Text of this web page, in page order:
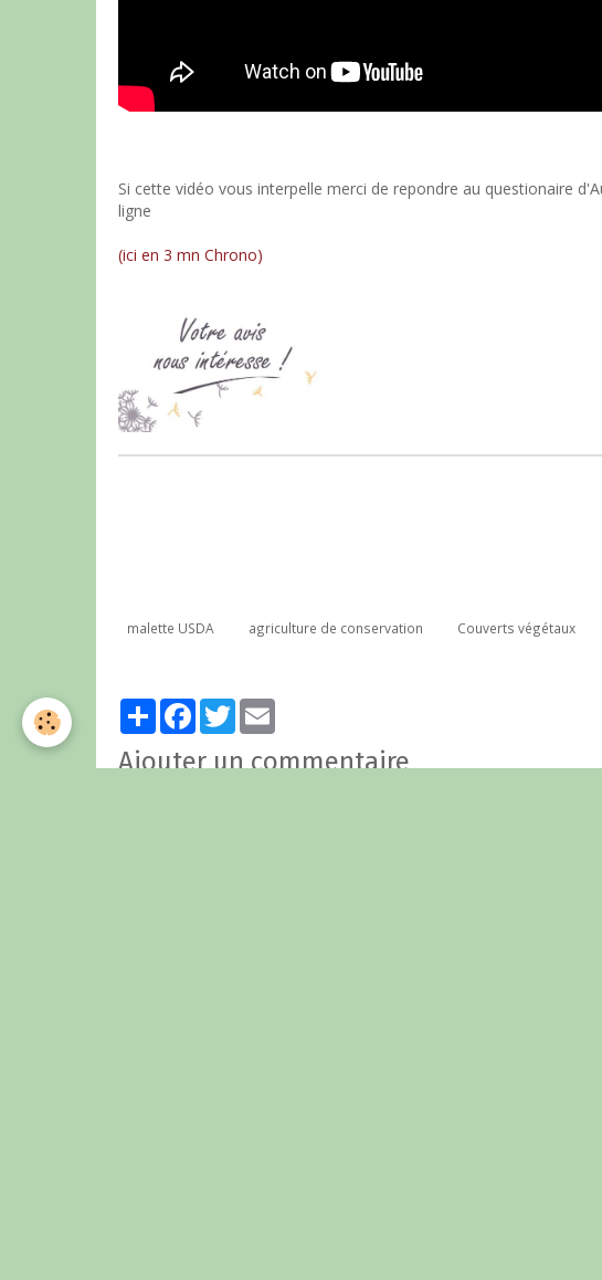
Si cette vidéo vous interpelle merci de repondre au questionaire
ligne
(ici en 3 mn Chrono)
malette USDA agriculture de conservation Couverts végétaux
PartagerFacebook
Twitter
Ajouter un commentaire